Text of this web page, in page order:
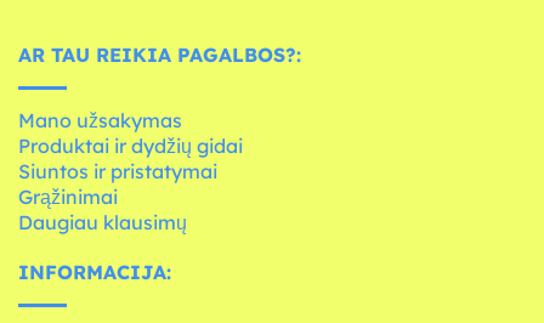
AR TAU REIKIA PAGALBOS?:
Mano užsakymas
Produktai ir dydžių gidai
Siuntos ir pristatymai
Grąžinimai
Daugiau klausimų
INFORMACIJA: